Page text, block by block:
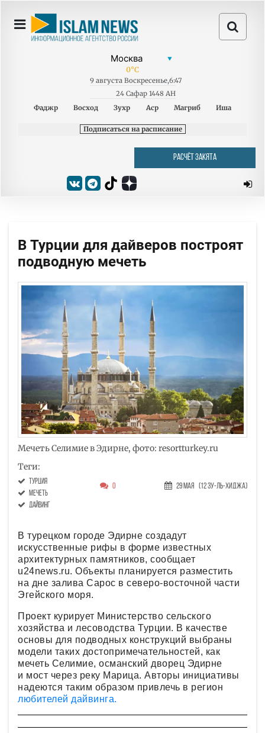
0°C
9 августа Воскресенье,6:47
24 Сафар 1448 AH
Фаджр
Восход Зухр Аср Магриб Иша
Подписаться на расписание
РАСЧЁТ ЗАКЯТА
В Турции для дайверов построят
подводную мечеть
Мечеть Селимие в Эдирне, фото: resortturkey.ru
Теги:
Турция
мечеть
дайвинг
0 29 Мая (12 Зу-ль-хиджа)
В турецком городе Эдирне создадут
искусственные рифы в форме известных
архитектурных памятников, сообщает
u24news.ru. Объекты планируется разместить
на дне залива Сарос в северо-восточной части
Эгейского моря.
Проект курирует Министерство сельского
хозяйства и лесоводства Турции. В качестве
основы для подводных конструкций выбраны
модели таких достопримечательностей, как
мечеть Селимие, османский дворец Эдирне
и мост через реку Марица. Авторы инициативы
надеются таким образом привлечь в регион
любителей дайвинга.